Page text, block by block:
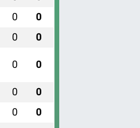
0 0
0 0
0 0
0 0
0 0